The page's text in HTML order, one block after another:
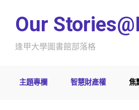
Our
逢甲大學圖書館部落格
主題專欄 智慧財產權 焦